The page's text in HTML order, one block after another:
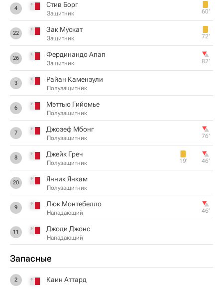
4 Стив Борг
Защитник 60‎’‎
22 Зак Мускат
Защитник 72‎’‎
26 Фердинандо Апап
Защитник 82‎’‎
3 Райан Камензули
Полузащитник
6 Мэттью Гийомье
Полузащитник
7 Джозеф Мбонг
Полузащитник 76‎’‎
8 Джейк Греч
Полузащитник 19‎’‎ 46‎’‎
20 Янник Янкам
Полузащитник
9 Люк Монтебелло
Нападающий 46‎’‎
11 Джоди Джонс
Нападающий
Запасные
2 Каин Аттард